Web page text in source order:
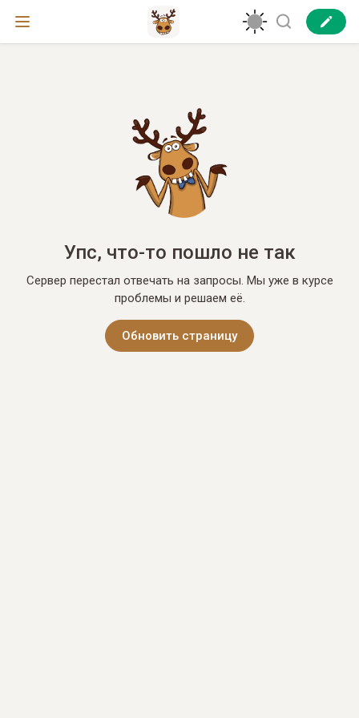
Упс, что-то пошло не так
Сервер перестал отвечать на запросы. Мы уже в курсе
проблемы и решаем её.
Обновить страницу